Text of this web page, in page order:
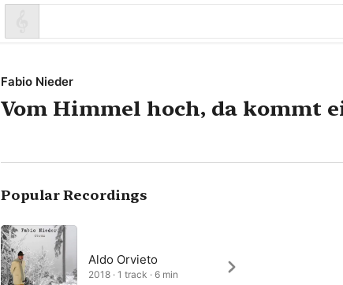
Fabio Nieder
Vom Himmel hoch, da kommt
Popular Recordings
Aldo Orvieto
2018 · 1 track · 6 min